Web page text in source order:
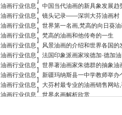
油画行业信息 】 中国当代油画的新具象发展趋
油画行业信息 】 镜头记录——深圳大芬油画村
油画行业信息 】 世界第一名画,梵高的向日葵
油画行业信息 】 梵高的油画和他传奇的一生
油画行业信息 】 风景油画的介绍和世界各国的
油画行业信息 】 法国印象派画家埃德加·德加
油画行业信息 】 世界著油画家朱德群的抽象油
油画行业信息 】 新疆玛纳斯县一中学教师举办
油画行业信息 】 大芬村最专业的油画销售网站
油画行业信息】 世界名画解析欣赏